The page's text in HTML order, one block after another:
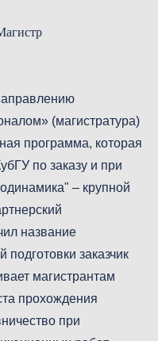
(магистратура)
программа, которая
по заказу и при
– крупной
название
заказчик
магистрантам
прохождения
при